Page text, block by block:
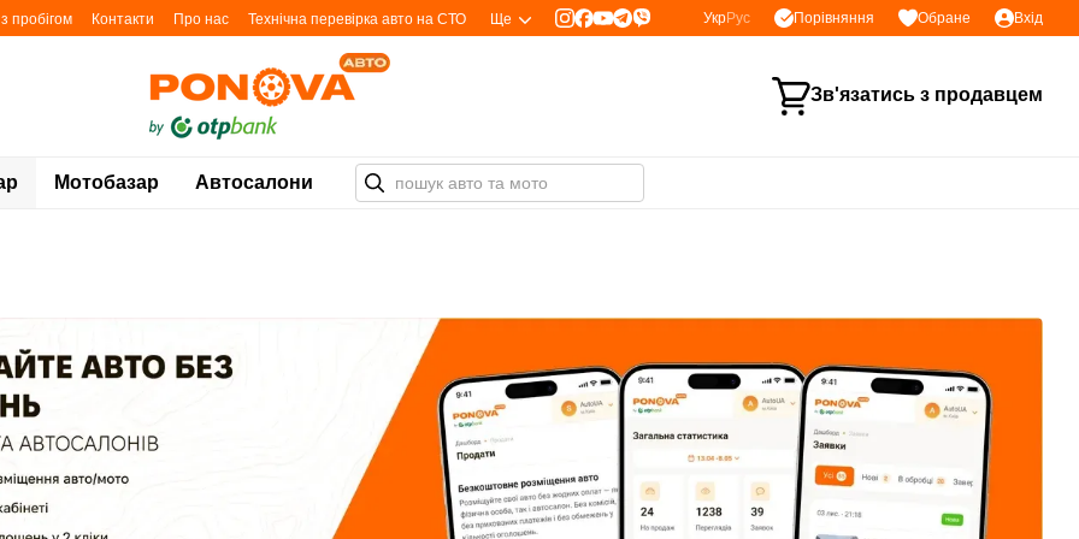
пробігом Контакти Про нас Технічна перевірка авто на СТО Ще УкрРус Порівняння Обране Вхід
Зв'язатись з продавцем
Мотобазар Автосалони